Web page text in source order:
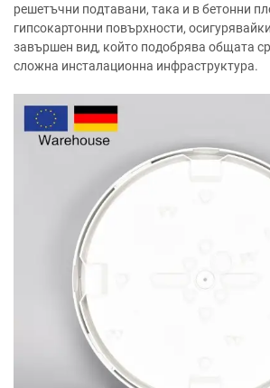
решетъчни подтавани, така и в бетонни
гипсокартонни повърхности,
завършен вид, който подобрява общата
сложна инсталационна инфраструктура.